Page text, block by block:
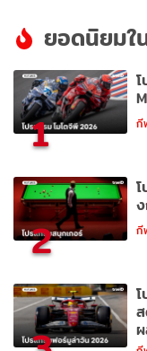
ยอดนิยมใ
1 กี
2 กี